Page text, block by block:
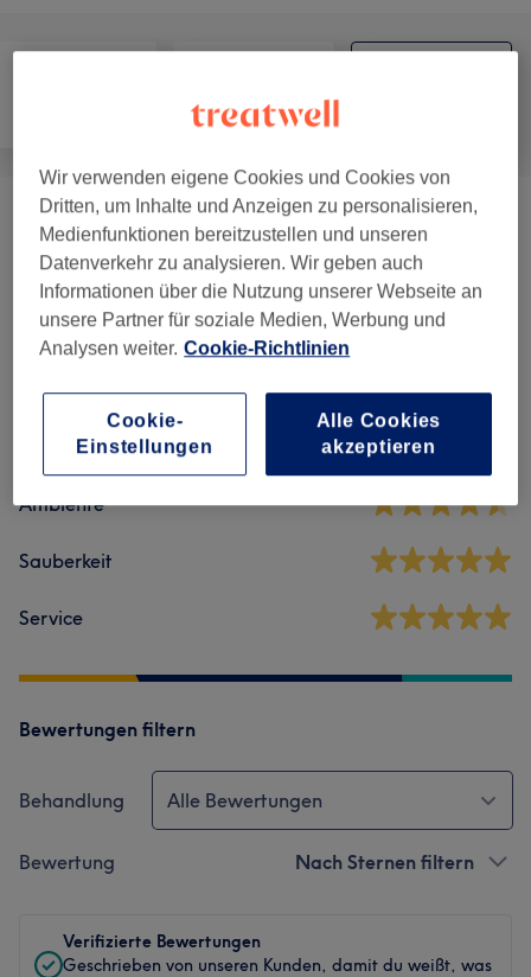
Gesicht
Körperbehandlungen (1)
Salonbewertungen
4,7 116 Bewertungen
Ambiente
Sauberkeit
Service
Bewertungen filtern
Behandlung Alle Bewertungen
Bewertung Nach Sternen filtern
Verifizierte Bewertungen
Geschrieben von unseren Kunden, damit du weißt, was
Wir verwenden eigene Cookies und Cookies von
Dritten, um Inhalte und Anzeigen zu personalisieren,
Medienfunktionen bereitzustellen und unseren
Datenverkehr zu analysieren. Wir geben auch
Informationen über die Nutzung unserer Webseite an
unsere Partner für soziale Medien, Werbung und
Analysen weiter. Cookie-Richtlinien
Cookie-
Einstellungen
Alle Cookies
akzeptieren